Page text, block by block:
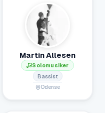
Martin Allesen
Solomusiker
Bassist
Odense